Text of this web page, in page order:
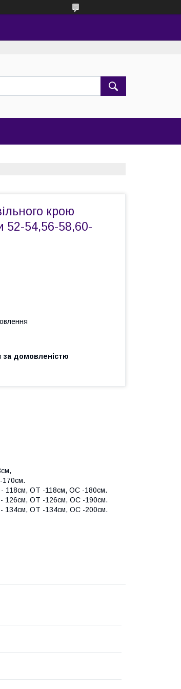
крою
52-54,56-58,60-
за домовленістю
170см.
- 118см, ОТ -118см, ОС -180см.
- 126см, ОТ -126см, ОС -190см.
- 134см, ОТ -134см, ОС -200см.